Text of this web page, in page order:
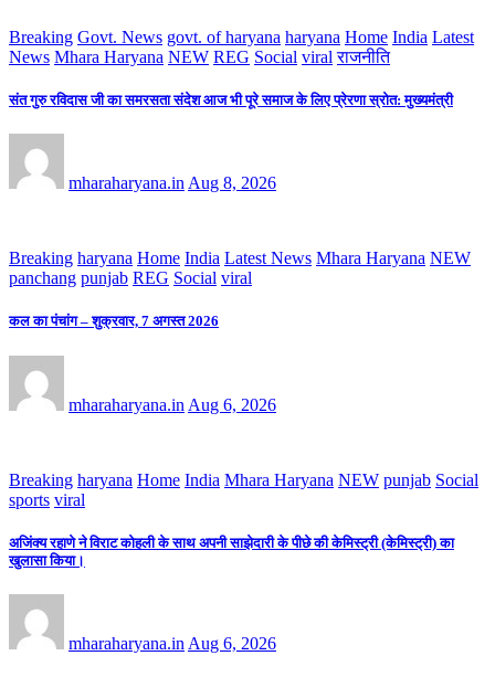
Breaking Govt. News govt. of haryana haryana Home India Latest
News Mhara Haryana NEW REG Social viral राजनीति
संत गुरु रविदास जी का समरसता संदेश आज भी पूरे समाज के लिए प्रेरणा स्रोत: मुख्यमंत्री
mharaharyana.in Aug 8, 2026
Breaking haryana Home India Latest News Mhara Haryana NEW
panchang punjab REG Social viral
कल का पंचांग – शुक्रवार, 7 अगस्त 2026
mharaharyana.in Aug 6, 2026
Breaking haryana Home India Mhara Haryana NEW punjab Social
sports viral
अजिंक्य रहाणे ने विराट कोहली के साथ अपनी साझेदारी के पीछे की केमिस्ट्री (केमिस्ट्री) का
खुलासा किया।
mharaharyana.in Aug 6, 2026